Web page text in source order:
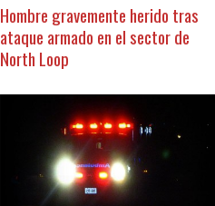
Hombre gravemente herido tras
ataque armado en el sector de
North Loop